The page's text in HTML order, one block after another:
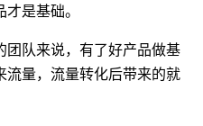
是基础。
团队来说，有了好产品做基
流量，流量转化后带来的就